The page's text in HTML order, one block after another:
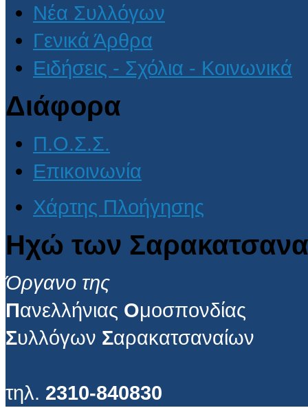
Νέα Συλλόγων
Γενικά Άρθρα
Ειδήσεις - Σχόλια - Κοινωνικά
Διάφορα
Π.Ο.Σ.Σ.
Επικοινωνία
Χάρτης Πλοήγησης
Ηχώ των
Όργανο της
Πανελλήνιας Ομοσπονδίας
Συλλόγων Σαρακατσαναίων
τηλ. 2310-840830